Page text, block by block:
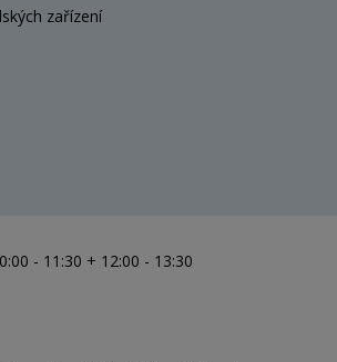
zařízení
- 11:30 + 12:00 - 13:30